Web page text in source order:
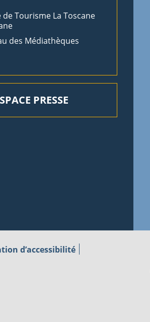
de Tourisme La Toscane
des Médiathèques
PRESSE
d’accessibilité